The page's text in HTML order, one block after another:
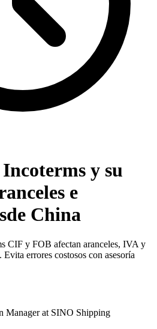
Incoterms y su
e
China
CIF y FOB afectan aranceles, IVA y
errores costosos con asesoría
Manager at SINO Shipping